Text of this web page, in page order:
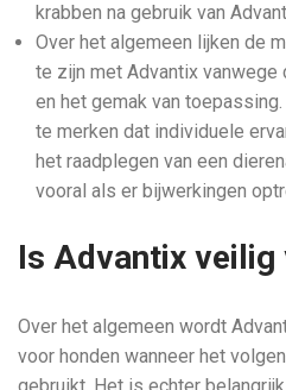
krabben na gebruik van
Over het algemeen lijken de
te zijn met Advantix
en het gemak van
te merken dat individuele
het raadplegen van een
vooral als er bijwerkingen
Is Advantix veilig
Over het algemeen wordt
voor honden wanneer het